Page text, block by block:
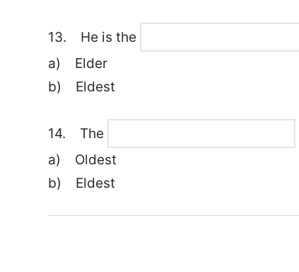
13. He is the
a) Elder
b) Eldest
14. The
a) Oldest
b) Eldest